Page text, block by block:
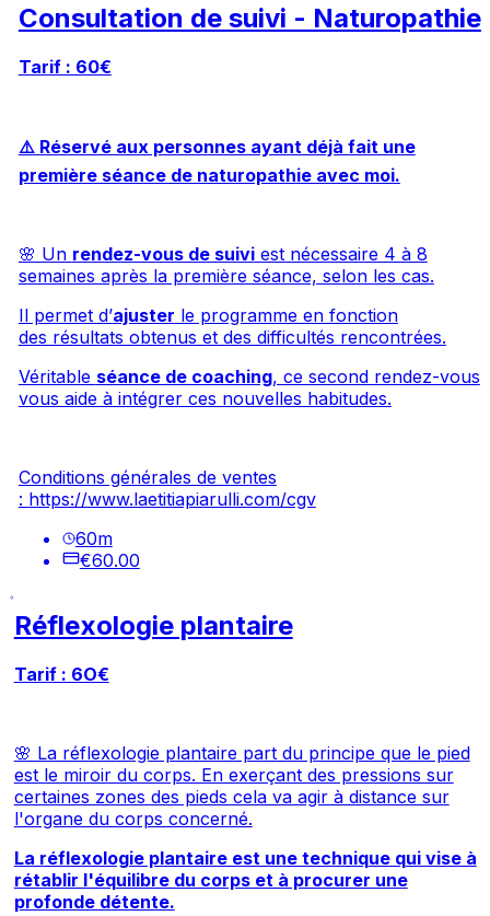
Consultation de suivi - Naturopathie
Tarif : 60€
⚠️ Réservé aux personnes ayant déjà fait une
première séance de naturopathie avec moi.
🌸 Un rendez-vous de suiviest nécessaire 4 à 8
semaines après la première séance, selon les cas.
Il permet d’ajuster le programme en fonction
des résultats obtenus et des difficultés rencontrées.
Véritable séance de coaching, ce second rendez-vous
vous aide à intégrer ces nouvelles habitudes.
Conditions générales de ventes
: https://www.laetitiapiarulli.com/cgv
60m
€60.00
Réflexologie plantaire
Tarif : 6O€
🌸 La réflexologie plantaire part du principe que le pied
est le miroir du corps. En exerçant des pressions sur
certaines zones des pieds cela va agir à distance sur
l'organe du corps concerné.
La réflexologie plantaire est une technique qui vise à
rétablir l'équilibre du corps et à procurer une
profonde détente.